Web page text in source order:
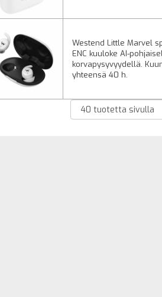
Westend Little Marvel
ENC kuuloke AI-
korvapysyvyydellä.
yhteensä 40 h.